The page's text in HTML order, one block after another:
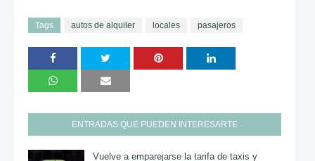
Tags autos de alquiler locales pasajeros
ENTRADAS QUE PUEDEN INTERESARTE
Vuelve a emparejarse la tarifa de taxis y